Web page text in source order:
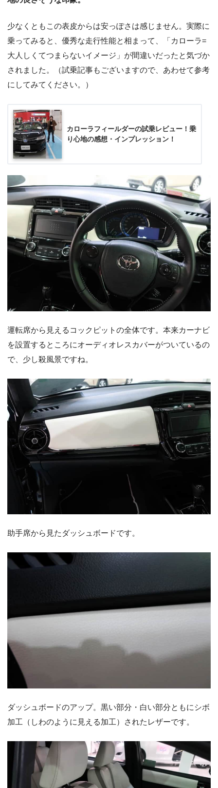
少なくともこの表皮からは安っぽさは感じません。実際に
乗ってみると、優秀な走行性能と相まって、「カローラ=
大人しくてつまらないイメージ」が間違いだったと気づか
されました。（試乗記事もございますので、あわせて参考
にしてみてください。）
カローラフィールダーの試乗レビュー！乗
り心地の感想・インプレッション！
運転席から見えるコックピットの全体です。本来カーナビ
を設置するところにオーディオレスカバーがついているの
で、少し殺風景ですね。
助手席から見たダッシュボードです。
ダッシュボードのアップ。黒い部分・白い部分ともにシボ
加工（しわのように見える加工）されたレザーです。